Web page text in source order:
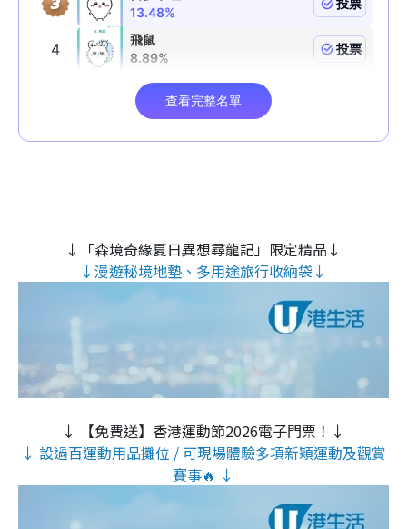
↓「森境奇緣夏日異想尋龍記」限定精品↓
↓漫遊秘境地墊、多用途旅行收納袋↓
↓ 【免費送】香港運動節2026電子門票！↓
↓ 設過百運動用品攤位 / 可現場體驗多項新穎運動及觀賞
賽事🔥 ↓